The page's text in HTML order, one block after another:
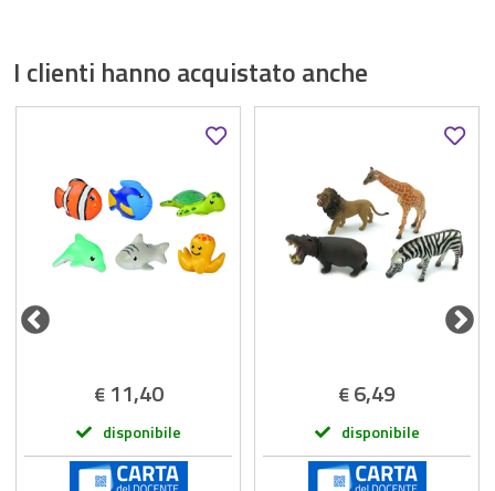
I clienti hanno acquistato anche
€ 11,40
disponibile
€6,49
disponibile